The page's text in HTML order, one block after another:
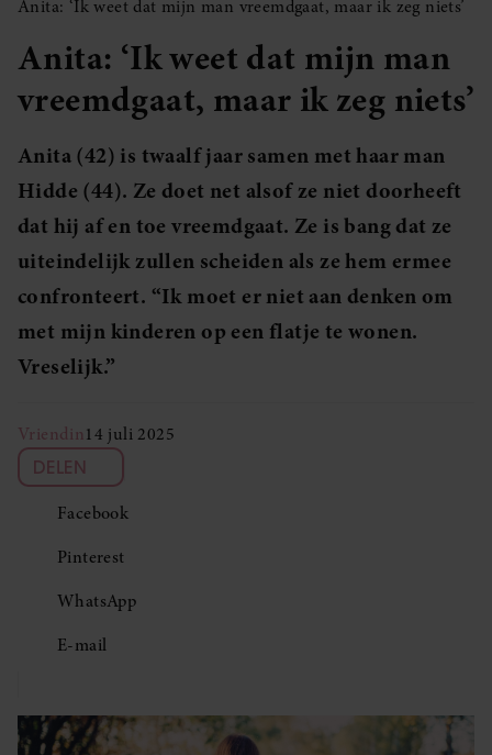
Anita: ‘Ik weet dat mijn man vreemdgaat, maar ik zeg niets’
Anita: ‘Ik weet dat mijn man
vreemdgaat, maar ik zeg niets’
Anita (42) is twaalf jaar samen met haar man
Hidde (44). Ze doet net alsof ze niet doorheeft
dat hij af en toe vreemdgaat. Ze is bang dat ze
uiteindelijk zullen scheiden als ze hem ermee
confronteert. “Ik moet er niet aan denken om
met mijn kinderen op een flatje te wonen.
Vreselijk.”
Vriendin14 juli 2025
DELEN
Facebook
Pinterest
WhatsApp
E-mail